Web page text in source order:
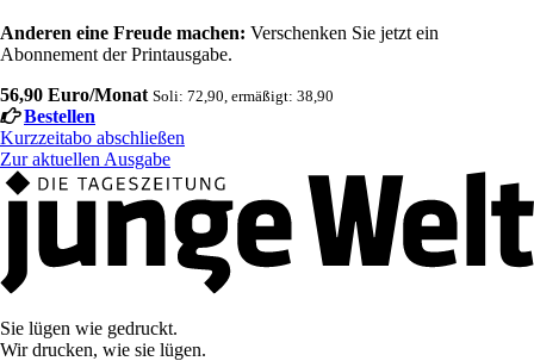
Anderen eine Freude machen: Verschenken Sie jetzt ein
Abonnement der Printausgabe.
56,90 Euro/Monat Soli: 72,90, ermäßigt: 38,90
Bestellen
Kurzzeitabo abschließen
Zur aktuellen Ausgabe
Sie lügen wie gedruckt.
Wir drucken, wie sie lügen.